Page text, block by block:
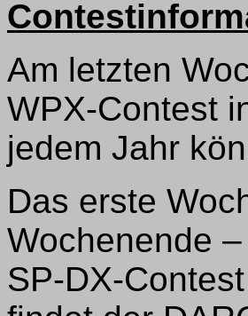
Am letzten
WPX-Contest
jedem Jahr
Das erste
Wochenende
SP-DX-